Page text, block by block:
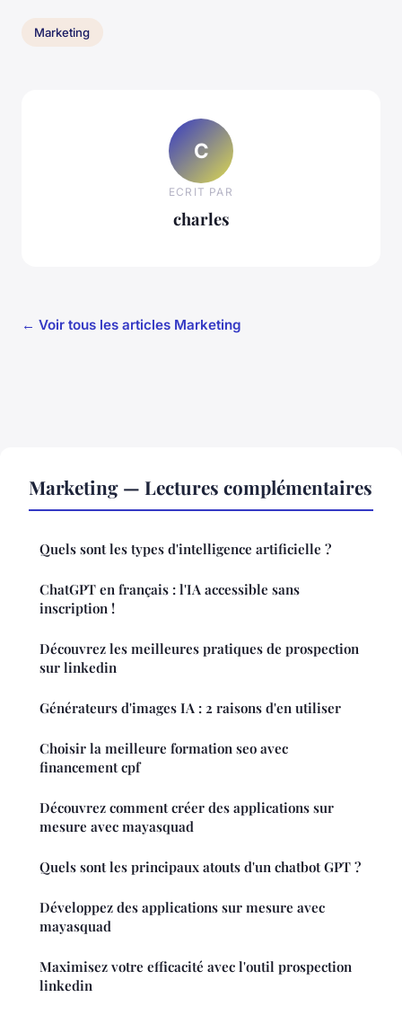
Marketing
C
ECRIT PAR
charles
← Voir tous les articles Marketing
Marketing — Lectures complémentaires
Quels sont les types d'intelligence artificielle ?
ChatGPT en français : l'IA accessible sans
inscription !
Découvrez les meilleures pratiques de prospection
sur linkedin
Générateurs d'images IA : 2 raisons d'en utiliser
Choisir la meilleure formation seo avec
financement cpf
Découvrez comment créer des applications sur
mesure avec mayasquad
Quels sont les principaux atouts d'un chatbot GPT ?
Développez des applications sur mesure avec
mayasquad
Maximisez votre efficacité avec l'outil prospection
linkedin